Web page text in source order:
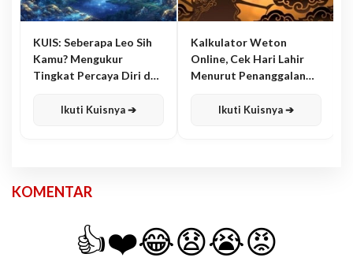
KUIS: Seberapa Leo Sih
Kamu? Mengukur
Tingkat Percaya Diri dan
Ikuti Kuisnya ➔
Kalkulator Weton
Online, Cek Hari Lahir
Menurut Penanggalan
Ikuti Kuisnya ➔
KOMENTAR
👍❤️😂😧😭😡